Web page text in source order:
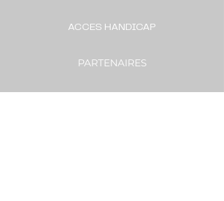
ACCES HANDICAP
PARTENAIRES